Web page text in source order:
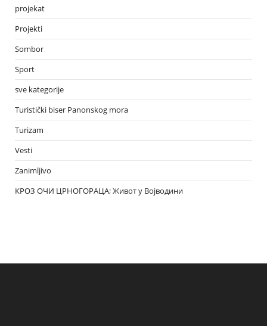
projekat
Projekti
Sombor
Sport
sve kategorije
Turistički biser Panonskog mora
Turizam
Vesti
Zanimljivo
КРОЗ ОЧИ ЦРНОГОРАЦА; Живот у Војводини